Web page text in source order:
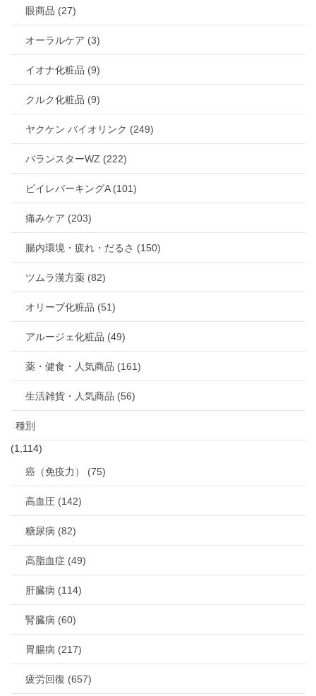
眼商品 (27)
オーラルケア (3)
イオナ化粧品 (9)
クルク化粧品 (9)
ヤクケン バイオリンク (249)
バランスターWZ (222)
ビイレバーキングA (101)
痛みケア (203)
腸内環境・疲れ・だるさ (150)
ツムラ漢方薬 (82)
オリーブ化粧品 (51)
アルージェ化粧品 (49)
薬・健食・人気商品 (161)
生活雑貨・人気商品 (56)
種別
(1,114)
癌（免疫力） (75)
高血圧 (142)
糖尿病 (82)
高脂血症 (49)
肝臓病 (114)
腎臓病 (60)
胃腸病 (217)
疲労回復 (657)